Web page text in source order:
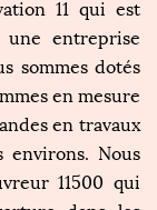
11 qui est
une entreprise
sommes dotés
en mesure
en travaux
Nous
11500 qui